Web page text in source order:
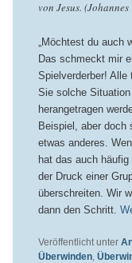
von Jesus.
„Möchtest du auch
Das schmeckt mir
Spielverderber! Alle
Sie solche
herangetragen
Beispiel, aber doch
etwas anderes.
hat das auch
der Druck einer
überschreiten. Wir
dann den Schritt.
Veröffentlicht unter
Überwinden,